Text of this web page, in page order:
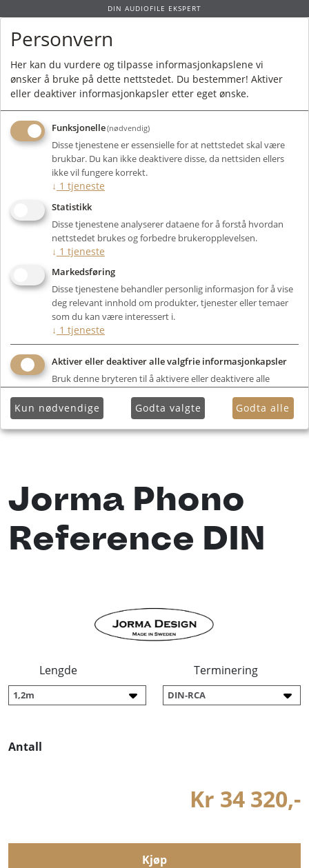
DIN AUDIOFILE EKSPERT
Forside / Produkter / / Signalkabler / Platespillerkabel - DIN
Jorma Phono
Reference DIN
Lengde Terminering
Antall
Kr 34 320,-
Kjøp
Personvern
Her kan du vurdere og tilpasse informasjonkapslene vi
ønsker å bruke på dette nettstedet. Du bestemmer! Aktiver
eller deaktiver informasjonkapsler etter eget ønske.
Funksjonelle(nødvendig)
Disse tjenestene er essensielle for at nettstedet skal være
brukbar. Du kan ikke deaktivere disse, da nettsiden ellers
ikke vil fungere korrekt.
↓ 1 tjeneste
Statistikk
Disse tjenestene analyserer dataene for å forstå hvordan
nettstedet brukes og forbedre brukeropplevelsen.
↓ 1 tjeneste
Markedsføring
Disse tjenestene behandler personlig informasjon for å vise
deg relevant innhold om produkter, tjenester eller temaer
som du kan være interessert i.
↓ 1 tjeneste
Aktiver eller deaktiver alle valgfrie informasjonkapsler
Bruk denne bryteren til å aktivere eller deaktivere alle
Kun nødvendige Godta valgte Godta alle